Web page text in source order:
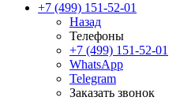
+7 (499) 151-52-01
Назад
Телефоны
+7 (499) 151-52-01
WhatsApp
Telegram
Заказать звонок